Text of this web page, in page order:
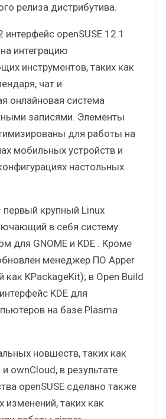
релиза дистрибутива.
интерфейс openSUSE 12.1
интеграцию
инструментов, таких как
чат и
онлайновая система
записями. Элементы
для работы на
мобильных устройств и
настольных
первый крупный Linux
в себя систему
для GNOME и KDE . Кроме
менеджер ПО Apper
как KPackageKit); в Open Build
KDE для
на базе Plasma
новшеств, таких как
ownCloud, в результате
openSUSE сделано также
таких как